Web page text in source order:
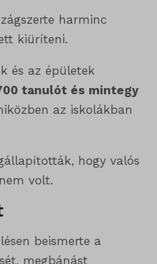
harminc
kiüríteni.
és az épületek
tanulót és mintegy
az iskolákban
hogy valós
volt.
beismerte a
megbánást